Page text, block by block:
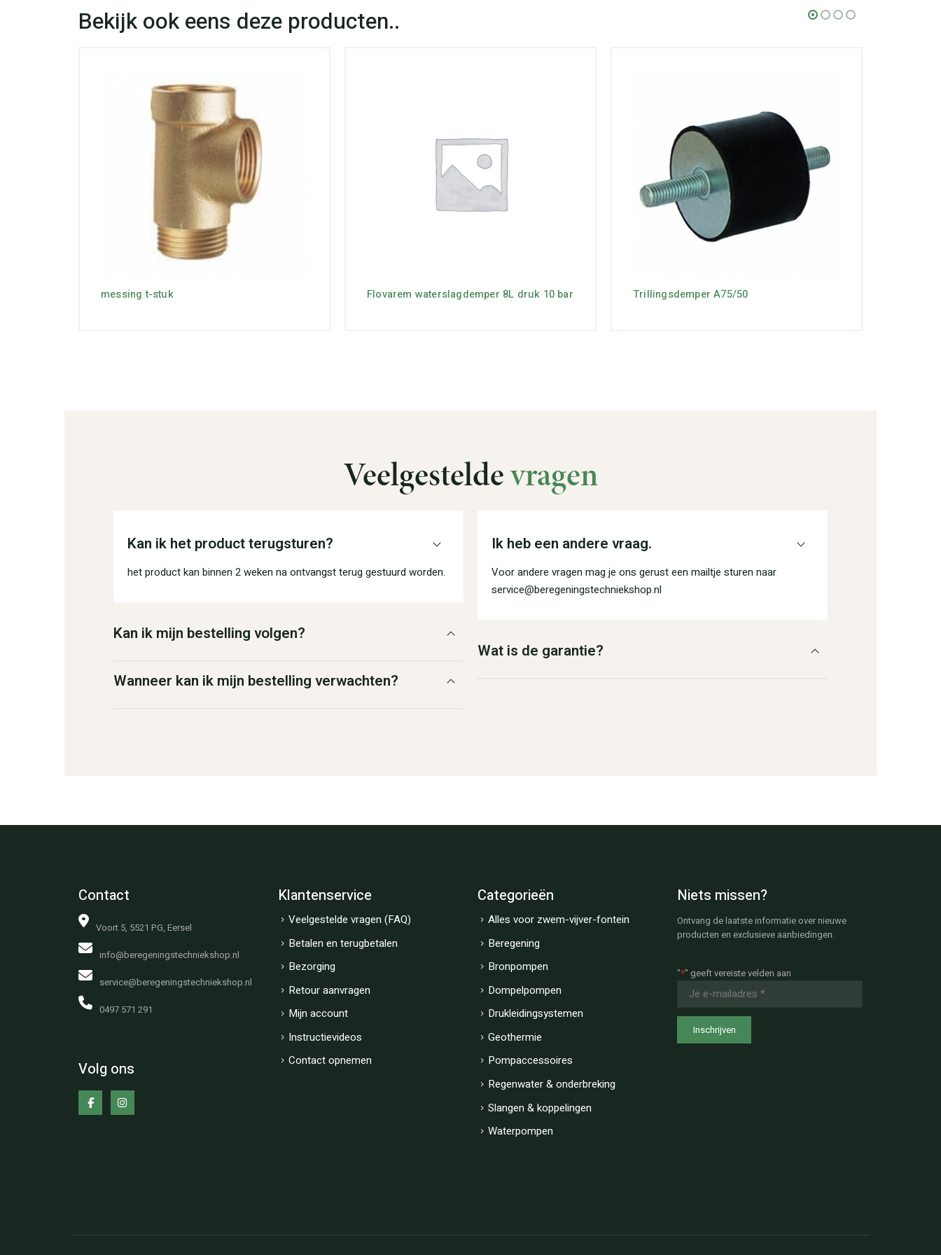
messing t-stuk Flovarem waterslagdemper 8L druk 10 bar Trillingsdemper A75/50
Veelgesteldevragen
Kan ik het product terugsturen?
het product kan binnen 2 weken na ontvangst terug gestuurd worden.
Kan ik mijn bestelling volgen?
Wanneer kan ik mijn bestelling verwachten?
Ik heb een andere vraag.
Voor andere vragen mag je ons gerust een mailtje sturen naar
service@beregeningstechniekshop.nl
Wat is de garantie?
Contact
Voort 5, 5521 PG, Eersel
info@beregeningstechniekshop.nl
service@beregeningstechniekshop.nl
0497 571 291
Volg ons
Klantenservice
Veelgestelde vragen (FAQ)
Betalen en terugbetalen
Bezorging
Retour aanvragen
Mijn account
Instructievideos
Contact opnemen
Categorieën
Alles voor zwem-vijver-fontein
Beregening
Bronpompen
Dompelpompen
Drukleidingsystemen
Geothermie
Pompaccessoires
Regenwater & onderbreking
Slangen & koppelingen
Waterpompen
Niets missen?
Ontvang de laatste informatie over nieuwe
producten en exclusieve aanbiedingen.
"*" geeft vereiste velden aan
mailadres
*